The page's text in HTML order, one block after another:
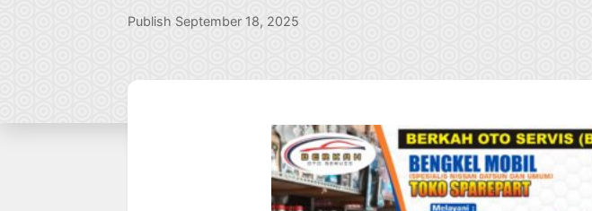
Publish September 18, 2025